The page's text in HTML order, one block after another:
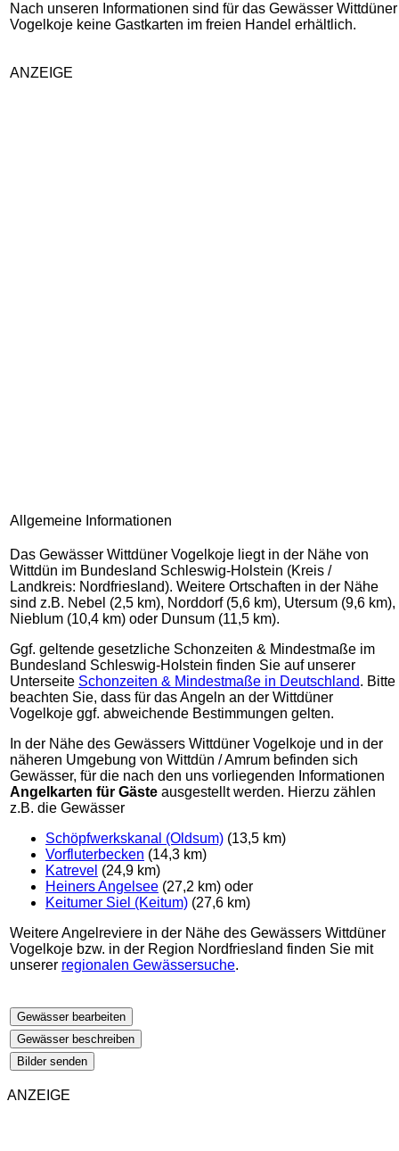
Nach unseren Informationen sind für das Gewässer Wittdüner
Vogelkoje keine Gastkarten im freien Handel erhältlich.
ANZEIGE
Allgemeine Informationen
Das Gewässer Wittdüner Vogelkoje liegt in der Nähe von
Wittdün im Bundesland Schleswig-Holstein (Kreis /
Landkreis: Nordfriesland). Weitere Ortschaften in der Nähe
sind z.B. Nebel (2,5 km), Norddorf (5,6 km), Utersum (9,6 km),
Nieblum (10,4 km) oder Dunsum (11,5 km).
Ggf. geltende gesetzliche Schonzeiten & Mindestmaße im
Bundesland Schleswig-Holstein finden Sie auf unserer
Unterseite Schonzeiten & Mindestmaße in Deutschland. Bitte
beachten Sie, dass für das Angeln an der Wittdüner
Vogelkoje ggf. abweichende Bestimmungen gelten.
In der Nähe des Gewässers Wittdüner Vogelkoje und in der
näheren Umgebung von Wittdün / Amrum befinden sich
Gewässer, für die nach den uns vorliegenden Informationen
Angelkarten für Gäste ausgestellt werden. Hierzu zählen
z.B. die Gewässer
Schöpfwerkskanal (Oldsum) (13,5 km)
Vorfluterbecken (14,3 km)
Katrevel (24,9 km)
Heiners Angelsee (27,2 km) oder
Keitumer Siel (Keitum) (27,6 km)
Weitere Angelreviere in der Nähe des Gewässers Wittdüner
Vogelkoje bzw. in der Region Nordfriesland finden Sie mit
unserer regionalen Gewässersuche.
Gewässer bearbeiten
Gewässer beschreiben
Bilder senden
ANZEIGE